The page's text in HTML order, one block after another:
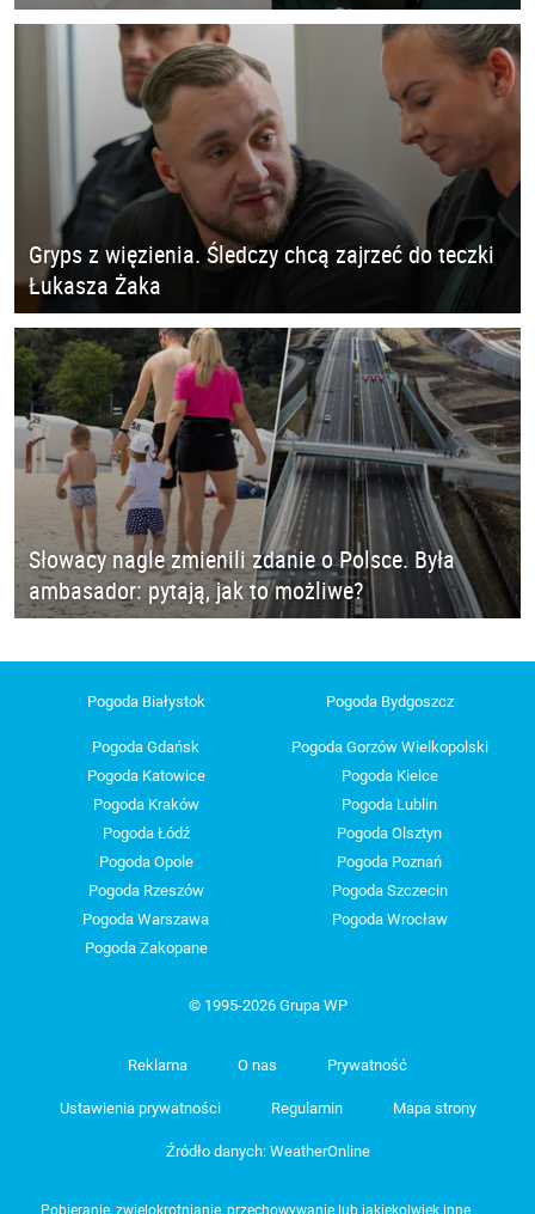
Gryps z więzienia. Śledczy chcą zajrzeć do teczki
Łukasza Żaka
Słowacy nagle zmienili zdanie o Polsce. Była
ambasador: pytają, jak to możliwe?
Pogoda Białystok Pogoda Bydgoszcz
Pogoda Gdańsk
Pogoda Gorzów Wielkopolski
Pogoda Katowice
Pogoda Kielce
Pogoda Kraków
Pogoda Lublin
Pogoda Łódź
Pogoda Olsztyn
Pogoda Opole
Pogoda Poznań
Pogoda Rzeszów
Pogoda Szczecin
Pogoda Warszawa
Pogoda Wrocław
Pogoda Zakopane
© 1995-2026 Grupa WP
Reklama O nas Prywatność
Ustawienia prywatności Regulamin Mapa strony
Źródło danych: WeatherOnline
Pobieranie, zwielokrotnianie, przechowywanie lub jakiekolwiek inne